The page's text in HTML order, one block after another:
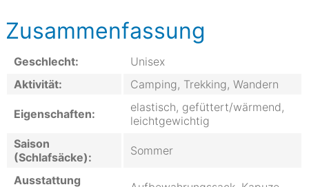
Zusammenfassung
Geschlecht:
Unisex
Aktivität:
Camping, Trekking, Wandern
Eigenschaften:
elastisch, gefüttert/wärmend,
leichtgewichtig
Saison
(Schlafsäcke):
Sommer
Ausstattung